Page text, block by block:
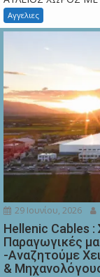
Αγγελιες
29 Ιουνίου, 2026
Hellenic Cables
Παραγωγικές
-Αναζητούμε
&